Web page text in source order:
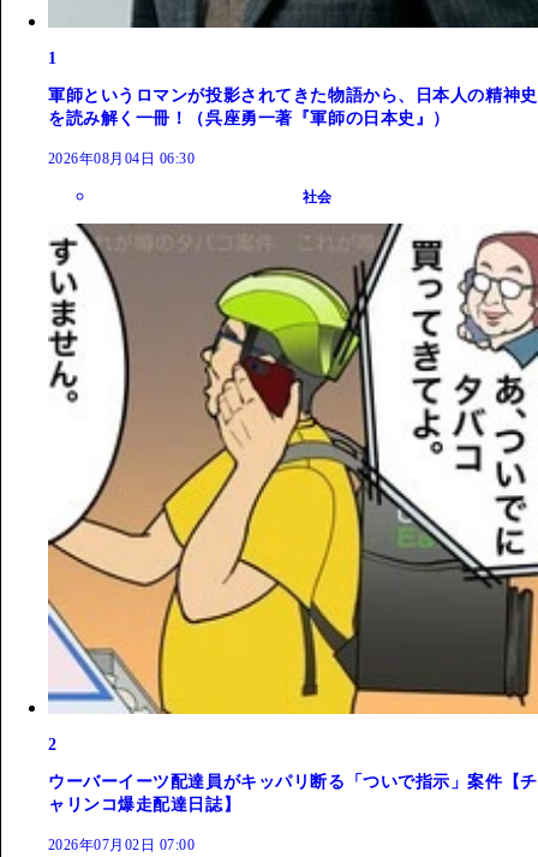
1
軍師というロマンが投影されてきた物語から、日本人の精神史
を読み解く一冊！（呉座勇一著『軍師の日本史』）
2026年08月04日 06:30
社会
2
ウーバーイーツ配達員がキッパリ断る「ついで指示」案件【チ
ャリンコ爆走配達日誌】
2026年07月02日 07:00